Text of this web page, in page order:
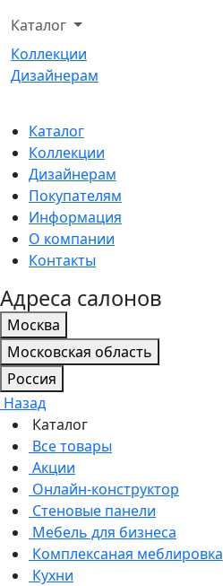
Каталог
Коллекции
Дизайнерам
Каталог
Коллекции
Дизайнерам
Покупателям
Информация
О компании
Контакты
Адреса салонов
Москва
Московская область
Россия
Назад
Каталог
Все товары
Акции
Онлайн-конструктор
Стеновые панели
Мебель для бизнеса
Комплексаная меблировка
Кухни